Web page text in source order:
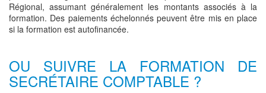
Régional, assumant généralement les montants associés à la
formation. Des paiements échelonnés peuvent être mis en place
si la formation est autofinancée.
OU SUIVRE LA FORMATION DE
SECRÉTAIRE COMPTABLE ?